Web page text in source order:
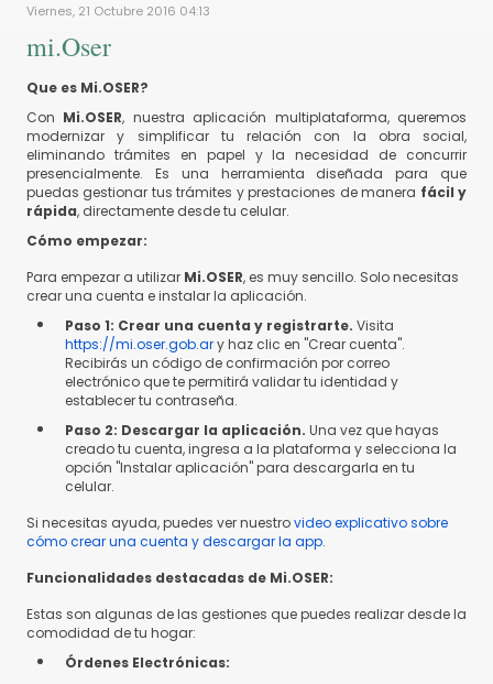
Viernes, 21 Octubre 2016 04:13
mi.Oser
Que es Mi.OSER?
Con Mi.OSER, nuestra aplicación multiplataforma, queremos
modernizar y simplificar tu relación con la obra social,
eliminando trámites en papel y la necesidad de concurrir
presencialmente. Es una herramienta diseñada para que
puedas gestionar tus trámites y prestaciones de manera fácil y
rápida, directamente desde tu celular.
Cómo empezar:
Para empezar a utilizar Mi.OSER, es muy sencillo. Solo necesitas
crear una cuenta e instalar la aplicación.
Paso 1: Crear una cuenta y registrarte. Visita
https://mi.oser.gob.ary haz clic en "Crear cuenta".
Recibirás un código de confirmación por correo
electrónico que te permitirá validar tu identidad y
establecer tu contraseña.
Paso 2: Descargar la aplicación. Una vez que hayas
creado tu cuenta, ingresa a la plataforma y selecciona la
opción "Instalar aplicación" para descargarla en tu
celular.
Si necesitas ayuda, puedes ver nuestrovideo explicativo sobre
cómo crear una cuenta y descargar la app.
Funcionalidades destacadas de Mi.OSER:
Estas son algunas de las gestiones que puedes realizar desde la
comodidad de tu hogar:
Órdenes Electrónicas: